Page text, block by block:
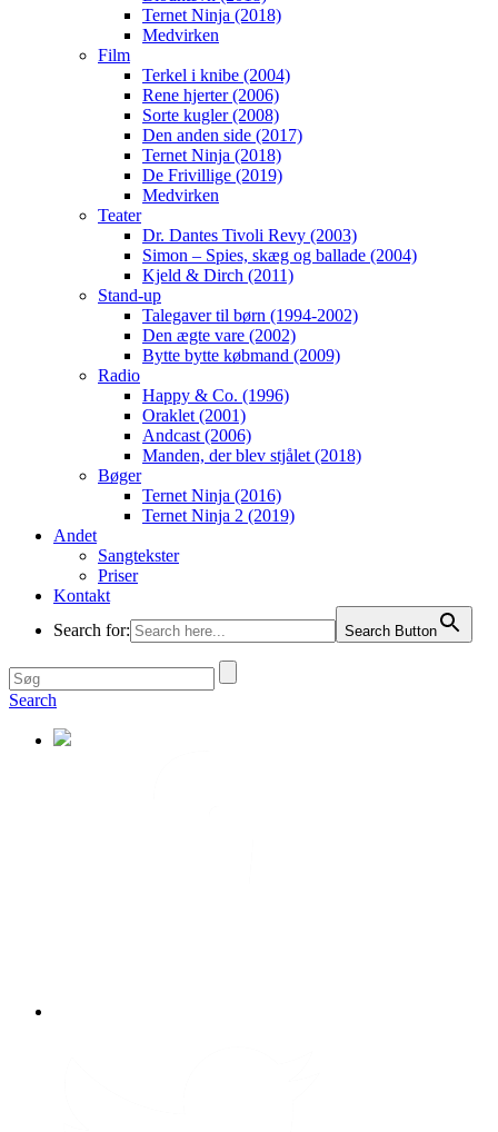
Ternet Ninja (2018)
Medvirken
Film
Terkel i knibe (2004)
Rene hjerter (2006)
Sorte kugler (2008)
Den anden side (2017)
Ternet Ninja (2018)
De Frivillige (2019)
Medvirken
Teater
Dr. Dantes Tivoli Revy (2003)
Simon – Spies, skæg og ballade (2004)
Kjeld & Dirch (2011)
Stand-up
Talegaver til børn (1994-2002)
Den ægte vare (2002)
Bytte bytte købmand (2009)
Radio
Happy & Co. (1996)
Oraklet (2001)
Andcast (2006)
Manden, der blev stjålet (2018)
Bøger
Ternet Ninja (2016)
Ternet Ninja 2 (2019)
Andet
Sangtekster
Priser
Kontakt
Search for:
Search Button
Search